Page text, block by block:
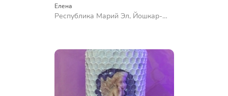
Елена
Республика Марий Эл, Йошкар-